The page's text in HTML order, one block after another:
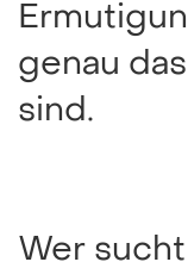
genau
sind.
Wer